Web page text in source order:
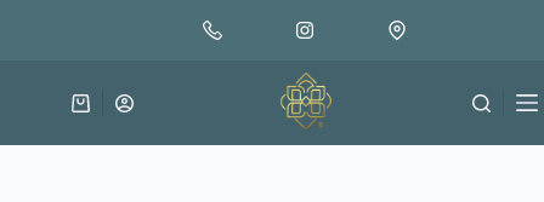
متوفر في المخزون
إضافة إلى السلة
عربة